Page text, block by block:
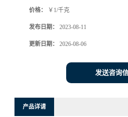
价格： ￥1/千克
发布日期： 2023-08-11
更新日期： 2026-08-06
发送咨询
产品详请